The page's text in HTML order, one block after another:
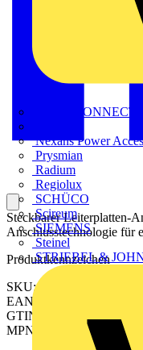
METZ CONNECT
Nexans Power
Prysmian
Radium
Regiolux
SCHÜCO
Scireum
SIEMENS
Steinel
STRIEBEL &
Steckbarer Leiterplatten-
Anschlusstechnologie für
Produktkennzeichen
SKU: 2644190000
EAN: 04050118642780
GTIN: 04050118642780
MPN: CPS 5.00/18/180